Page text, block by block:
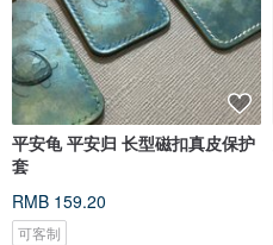
平安龟 平安归 长型磁扣真皮保护
套
RMB 159.20
可客制